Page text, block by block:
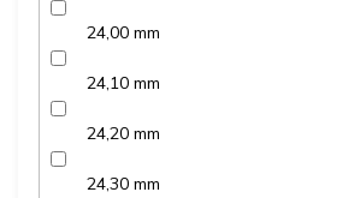
24,00 mm
24,10 mm
24,20 mm
24,30 mm